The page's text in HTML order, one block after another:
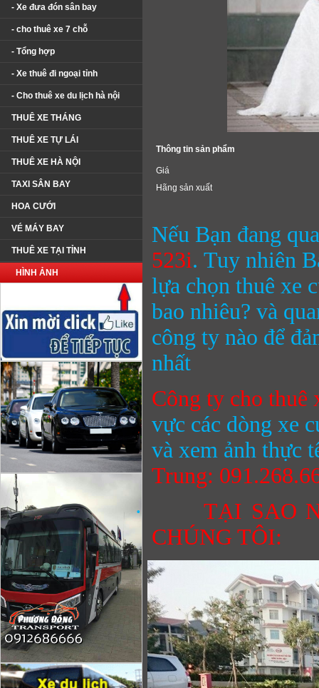
- Xe đưa đón sân bay
- cho thuê xe 7 chỗ
- Tổng hợp
- Xe thuê đi ngoại tỉnh
- Cho thuê xe du lịch hà nội
THUÊ XE THÁNG
THUÊ XE TỰ LÁI
THUÊ XE HÀ NỘI
TAXI SÂN BAY
HOA CƯỚI
VÉ MÁY BAY
THUÊ XE TẠI TỈNH
HÌNH ẢNH
Thông tin sản phẩm
Giá
Hãng sản xuất
Nếu Bạn đang
523i. Tuy nhiên
lựa chọn thuê xe
bao nhiêu? và
công ty nào để
nhất
Công ty cho
vực các dòng xe
và xem ảnh thực
Trung:
·
TẠI SAO
CHÚNG TÔI: